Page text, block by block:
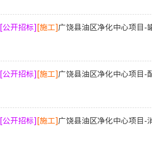
[公开招标][施工]广饶县油区净化中心项目-
[公开招标][施工]广饶县油区净化中心项目-
[公开招标][施工]广饶县油区净化中心项目-